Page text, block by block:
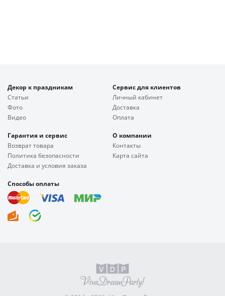
Декор к праздникам
Статьи
Фото
Видео
Сервис для клиентов
Личный кабинет
Доставка
Оплата
Гарантия и сервис
Возврат товара
Политика безопасности
Доставка и условия заказа
О компании
Контакты
Карта сайта
Способы оплаты